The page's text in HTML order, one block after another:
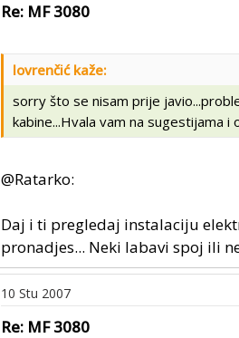
Re: MF 3080
lovrenčić kaže:
sorry što se nisam prije
kabine...Hvala vam na sugestijama i
@Ratarko:
Daj i ti pregledaj instalaciju
pronadjes... Neki labavi spoj ili
10 Stu 2007
Re: MF 3080